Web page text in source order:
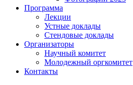
Программа
Лекции
Устные доклады
Стендовые доклады
Организаторы
Научный комитет
Молодежный оргкомитет
Контакты